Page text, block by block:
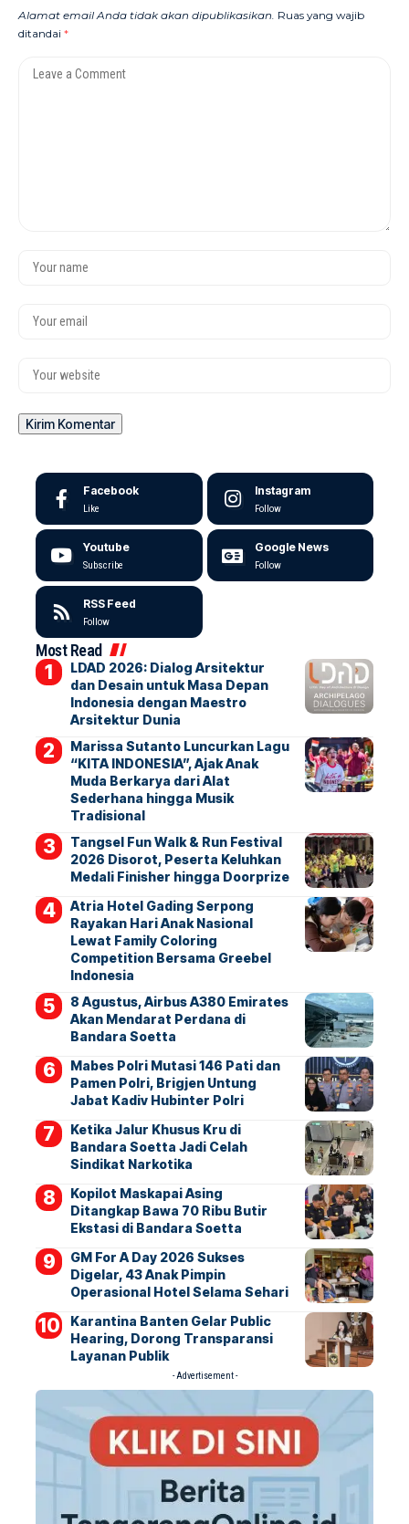
Alamat email Anda tidak akan dipublikasikan. Ruas yang wajib
ditandai *
Facebook
Like
Instagram
Follow
Youtube
Subscribe
Google News
Follow
RSS Feed
Follow
Most Read
LDAD 2026: Dialog Arsitektur
dan Desain untuk Masa Depan
Indonesia dengan Maestro
Arsitektur Dunia
Marissa Sutanto Luncurkan Lagu
“KITA INDONESIA”, Ajak Anak
Muda Berkarya dari Alat
Sederhana hingga Musik
Tradisional
Tangsel Fun Walk & Run Festival
2026 Disorot, Peserta Keluhkan
Medali Finisher hingga Doorprize
Atria Hotel Gading Serpong
Rayakan Hari Anak Nasional
Lewat Family Coloring
Competition Bersama Greebel
Indonesia
8 Agustus, Airbus A380 Emirates
Akan Mendarat Perdana di
Bandara Soetta
Mabes Polri Mutasi 146 Pati dan
Pamen Polri, Brigjen Untung
Jabat Kadiv Hubinter Polri
Ketika Jalur Khusus Kru di
Bandara Soetta Jadi Celah
Sindikat Narkotika
Kopilot Maskapai Asing
Ditangkap Bawa 70 Ribu Butir
Ekstasi di Bandara Soetta
GM For A Day 2026 Sukses
Digelar, 43 Anak Pimpin
Operasional Hotel Selama Sehari
Karantina Banten Gelar Public
Hearing, Dorong Transparansi
Layanan Publik
- Advertisement -